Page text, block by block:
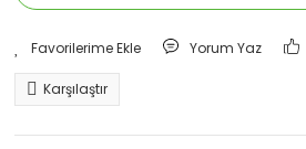
Yorum Yaz
Karşılaştır